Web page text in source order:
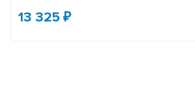
13 325 ₽